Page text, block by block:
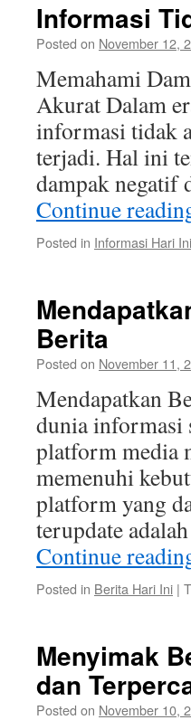
Informasi
Posted on November 12,
Memahami
Akurat Dalam
informasi tidak
terjadi. Hal ini
dampak
Continue
Posted in Informasi Hari Ini
Berita
Posted on November 11,
Mendapatkan
dunia informasi
platform media
memenuhi
platform yang
terupdate
Continue
Posted in Berita Hari Ini |
Menyimak
dan
Posted on November 10,